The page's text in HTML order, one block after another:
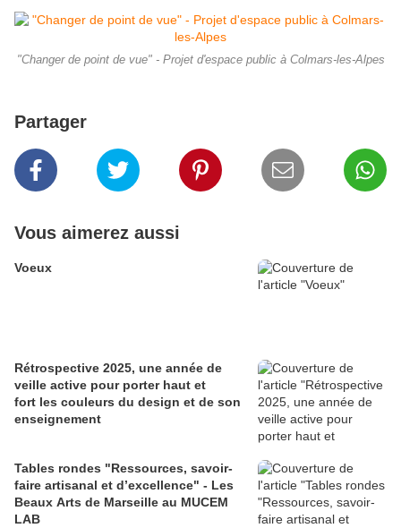
"Changer de point de vue" - Projet d'espace public à Colmars-les-Alpes
Partager
Vous aimerez aussi
Voeux
Rétrospective 2025, une année de
veille active pour porter haut et
fort les couleurs du design et de son
enseignement
Tables rondes "Ressources, savoir-
faire artisanal et d’excellence" - Les
Beaux Arts de Marseille au MUCEM
LAB